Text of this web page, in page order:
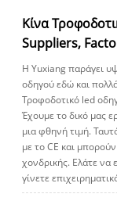
Κίνα
Suppliers,
Η Yuxiang παράγει
οδηγού εδώ και
Τροφοδοτικό led
Έχουμε το δικό μας
μια φθηνή τιμή.
με το CE και
χονδρικής. Ελάτε να
γίνετε